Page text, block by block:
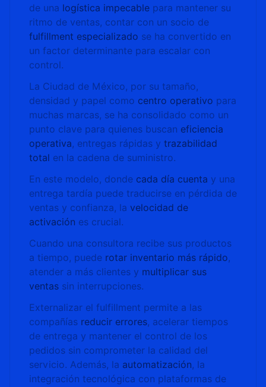
de una logística impecable para mantener su
ritmo de ventas, contar con un socio de
fulfillment especializado se ha convertido en
un factor determinante para escalar con
control.
La Ciudad de México, por su tamaño,
densidad y papel como centro operativo para
muchas marcas, se ha consolidado como un
punto clave para quienes buscan eficiencia
operativa, entregas rápidas y trazabilidad
total en la cadena de suministro.
En este modelo, donde cada día cuenta y una
entrega tardía puede traducirse en pérdida de
ventas y confianza, la velocidad de
activación es crucial.
Cuando una consultora recibe sus productos
a tiempo, puede rotar inventario más rápido,
atender a más clientes y multiplicar sus
ventas sin interrupciones.
Externalizar el fulfillment permite a las
compañías reducir errores, acelerar tiempos
de entrega y mantener el control de los
pedidos sin comprometer la calidad del
servicio. Además, la automatización, la
integración tecnológica con plataformas de